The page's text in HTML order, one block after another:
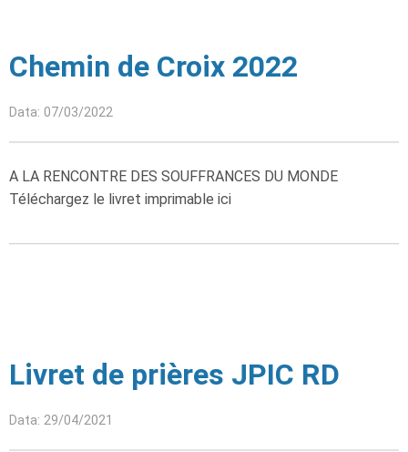
Chemin de Croix 2022
Data: 07/03/2022
A LA RENCONTRE DES SOUFFRANCES DU MONDE
Téléchargez le livret imprimable ici
Livret de prières JPIC RD
Data: 29/04/2021